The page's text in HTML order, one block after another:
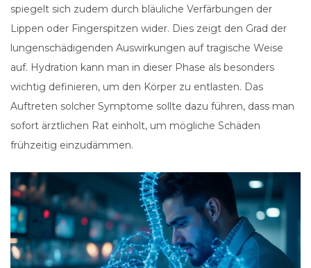
spiegelt sich zudem durch bläuliche Verfärbungen der
Lippen oder Fingerspitzen wider. Dies zeigt den Grad der
lungenschädigenden Auswirkungen auf tragische Weise
auf. Hydration kann man in dieser Phase als besonders
wichtig definieren, um den Körper zu entlasten. Das
Auftreten solcher Symptome sollte dazu führen, dass man
sofort ärztlichen Rat einholt, um mögliche Schäden
frühzeitig einzudämmen.